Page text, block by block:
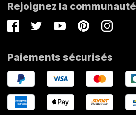
Rejoignez la communauté
FacebookTwitterYoutubePinterestInstagram
Paiements sécurisés